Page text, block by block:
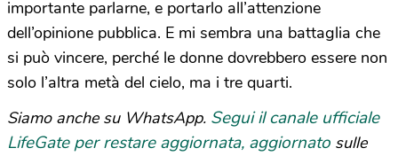
importante parlarne, e portarlo all’attenzione
dell’opinione pubblica. E mi sembra una battaglia che
si può vincere, perché le donne dovrebbero essere non
solo l’altra metà del cielo, ma i tre quarti.
Siamo anche su WhatsApp. Segui il canale ufficiale
LifeGate per restare aggiornata, aggiornato sulle